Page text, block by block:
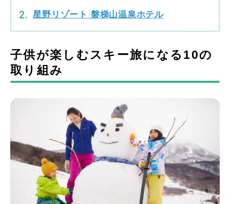
星野リゾート 磐梯山温泉ホテル
子供が楽しむスキー旅になる10の
取り組み